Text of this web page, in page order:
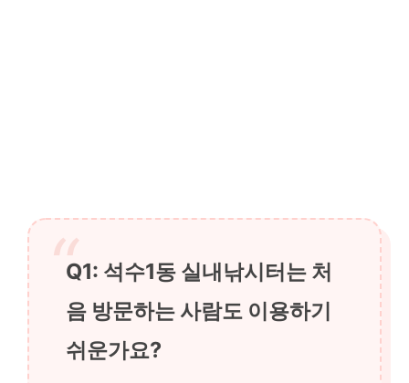
Q1: 석수1동 실내낚시터는 처
음 방문하는 사람도 이용하기
쉬운가요?